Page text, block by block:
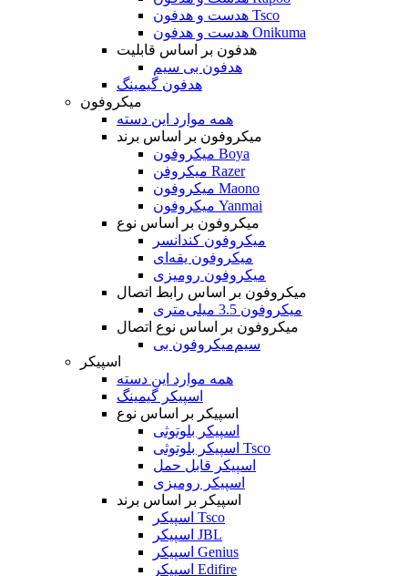
هدست و هدفون Tsco
هدست و هدفون Onikuma
هدفون بر اساس قابلیت
هدفون بی سیم
هدفون گیمینگ
میکروفون
همه موارد این دسته
میکروفون بر اساس برند
میکروفون Boya
میکروفن Razer
میکروفون Maono
میکروفون Yanmai
میکروفون بر اساس نوع
میکروفون کندانسر
میکروفون یقه‌ای
میکروفون رومیزی
میکروفون بر اساس رابط اتصال
میکروفون 3.5 میلی‌متری
میکروفون بر اساس نوع اتصال
میکروفون بی‌‎سیم
اسپیکر
همه موارد این دسته
اسپیکر گیمینگ
اسپیکر بر اساس نوع
اسپیکر بلوتوثی
اسپیکر بلوتوثی Tsco
اسپیکر قابل حمل
اسپیکر رومیزی
اسپیکر بر اساس برند
اسپیکر Tsco
اسپیکر JBL
اسپیکر Genius
اسپیکر Edifire